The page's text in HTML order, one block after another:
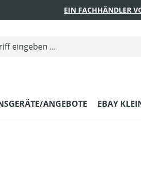
EIN FACHHÄNDLER
ANGEBOTE EBAY